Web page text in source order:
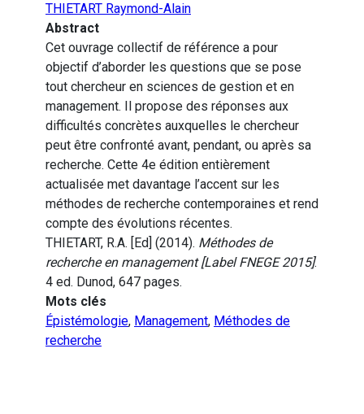
THIETART Raymond-Alain
Abstract
Cet ouvrage collectif de référence a pour
objectif d’aborder les questions que se pose
tout chercheur en sciences de gestion et en
management. Il propose des réponses aux
difficultés concrètes auxquelles le chercheur
peut être confronté avant, pendant, ou après sa
recherche. Cette 4e édition entièrement
actualisée met davantage l’accent sur les
méthodes de recherche contemporaines et rend
compte des évolutions récentes.
THIETART, R.A. [Ed] (2014). Méthodes de
recherche en management [Label FNEGE 2015].
4 ed. Dunod, 647 pages.
Mots clés
Épistémologie, Management, Méthodes de
recherche